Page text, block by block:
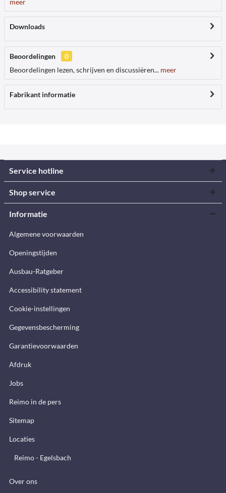
Downloads
Beoordelingen
0
Beoordelingen lezen, schrijven en discussiëren... meer
Fabrikant informatie
Service hotline
Shop service
Informatie
Algemene voorwaarden
Openingstijden
Ausbau-Ratgeber
Accessibility statement
Cookie-instellingen
Gegevensbescherming
Garantievoorwaarden
Afdruk
Jobs
Reimo in de pers
Sitemap
Locaties
Reimo - Egelsbach
Over ons